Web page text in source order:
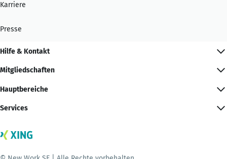
Karriere
Presse
Hilfe & Kontakt
Mitgliedschaften
Hauptbereiche
Services